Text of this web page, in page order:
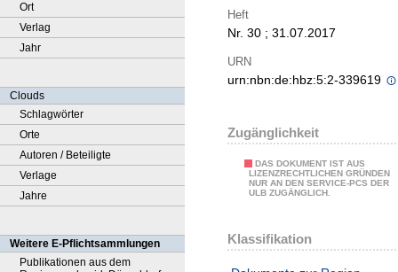
Ort
Verlag
Jahr
Clouds
Schlagwörter
Orte
Autoren / Beteiligte
Verlage
Jahre
Weitere E-Pflichtsammlungen
Publikationen aus dem
Heft
Nr. 30 ; 31.07.2017
URN
urn:nbn:de:hbz:5:2-339619
Zugänglichkeit
DAS DOKUMENT IST AUS
LIZENZRECHTLICHEN GRÜNDEN
NUR AN DEN SERVICE-PCS DER
ULB ZUGÄNGLICH.
Klassifikation